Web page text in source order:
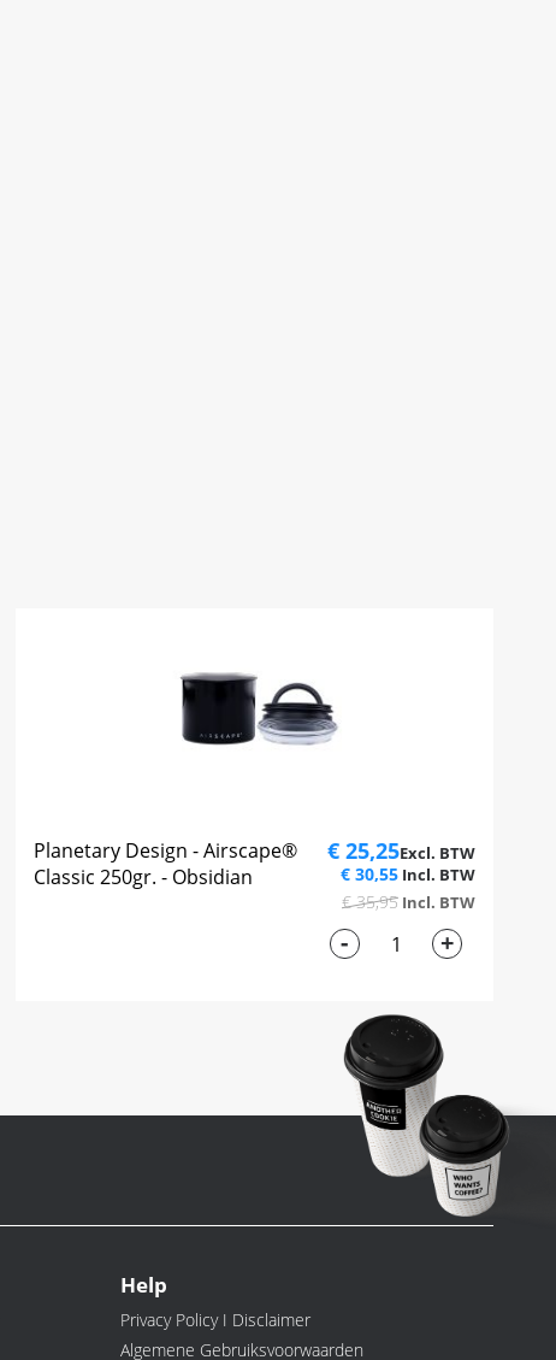
Planetary Design - Airscape®
Classic 250gr. - Obsidian
€ 25,25
€ 30,55
€ 35,95
- +
Help
Privacy Policy I Disclaimer
Algemene Gebruiksvoorwaarden